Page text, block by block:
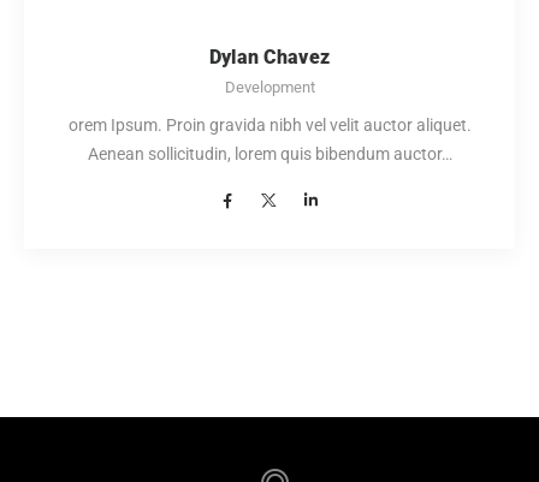
Dylan Chavez
Development
orem Ipsum. Proin gravida nibh vel velit auctor aliquet.
Aenean sollicitudin, lorem quis bibendum auctor…